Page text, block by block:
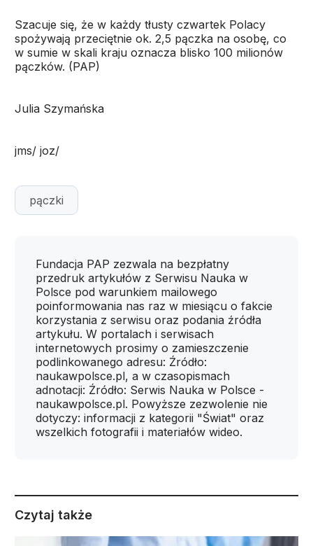
Szacuje się, że w każdy tłusty czwartek Polacy
spożywają przeciętnie ok. 2,5 pączka na osobę, co
w sumie w skali kraju oznacza blisko 100 milionów
pączków. (PAP)
Julia Szymańska
jms/ joz/
pączki
Fundacja PAP zezwala na bezpłatny
przedruk artykułów z Serwisu Nauka w
Polsce pod warunkiem mailowego
poinformowania nas raz w miesiącu o fakcie
korzystania z serwisu oraz podania źródła
artykułu. W portalach i serwisach
internetowych prosimy o zamieszczenie
podlinkowanego adresu: Źródło:
naukawpolsce.pl, a w czasopismach
adnotacji: Źródło: Serwis Nauka w Polsce -
naukawpolsce.pl. Powyższe zezwolenie nie
dotyczy: informacji z kategorii "Świat" oraz
wszelkich fotografii i materiałów wideo.
Czytaj także